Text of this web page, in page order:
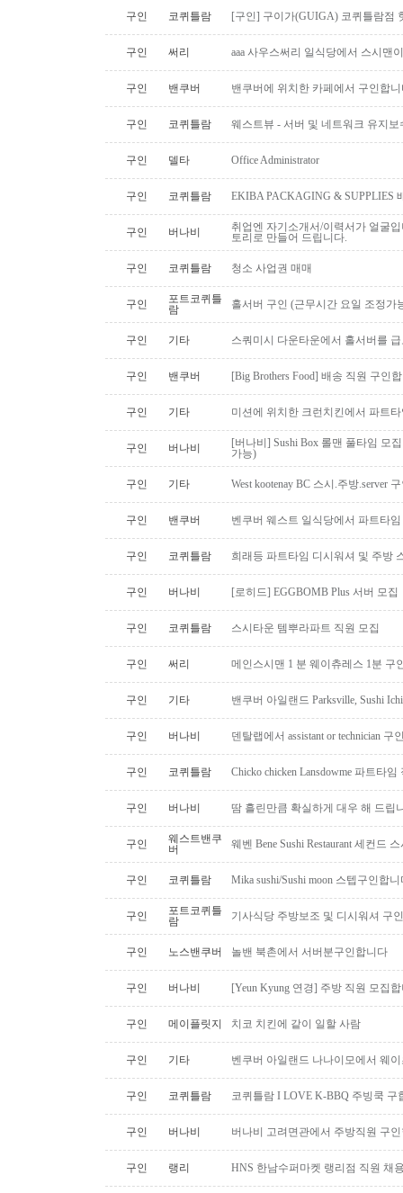
구인 코퀴틀람 [구인] 구이가(GUIGA) 코퀴틀람점
구인 써리 aaa 사우스써리 일식당에서 스시맨
구인 밴쿠버 밴쿠버에 위치한 카페에서 구인합
구인 코퀴틀람 웨스트뷰 - 서버 및 네트워크 유지보
구인 델타 Office Administrator
구인 코퀴틀람 EKIBA PACKAGING & SUPPLIES
구인 버나비
취업엔 자기소개서/이력서가 얼굴
토리로 만들어 드립니다.
구인 코퀴틀람 청소 사업권 매매
구인
포트코퀴틀
람
홀서버 구인 (근무시간 요일 조정가
구인 기타 스쿼미시 다운타운에서 홀서버를
구인 밴쿠버 [Big Brothers Food] 배송 직원 구인
구인 기타 미션에 위치한 크런치킨에서 파트
구인 버나비
[버나비] Sushi Box 롤맨 풀타임 모
가능)
구인 기타 West kootenay BC 스시.주방.server
구인 밴쿠버 벤쿠버 웨스트 일식당에서 파트타
구인 코퀴틀람 희래등 파트타임 디시워셔 및 주방
구인 버나비 [로히드] EGGBOMB Plus 서버 모집
구인 코퀴틀람 스시타운 템뿌라파트 직원 모집
구인 써리 메인스시맨 1 분 웨이츄레스 1분 구
구인 기타 밴쿠버 아일랜드 Parksville, Sushi
구인 버나비 덴탈랩에서 assistant or technician 구
구인 코퀴틀람 Chicko chicken Lansdowme 파트타
구인 버나비 땀 흘린만큼 확실하게 대우 해 드립
구인
웨스트밴쿠
버
웨벤 Bene Sushi Restaurant 세컨드
구인 코퀴틀람 Mika sushi/Sushi moon 스텝구인합
구인
포트코퀴틀
람
기사식당 주방보조 및 디시워셔 구
구인 노스밴쿠버 놀밴 북촌에서 서버분구인합니다
구인 버나비 [Yeun Kyung 연경] 주방 직원 모집
구인 메이플릿지 치코 치킨에 같이 일할 사람
구인 기타 벤쿠버 아일랜드 나나이모에서 웨
구인 코퀴틀람 코퀴틀람 I LOVE K-BBQ 주빙쿡 구
구인 버나비 버나비 고려면관에서 주방직원 구
구인 랭리 HNS 한남수퍼마켓 랭리점 직원 채